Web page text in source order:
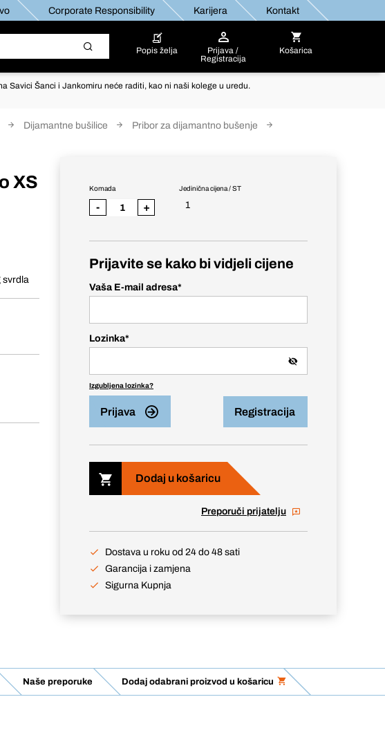
Corporate Responsibility Karijera Kontakt
Popis želja
Prijava /
Registracija
Košarica
Savici Šanci i Jankomiru neće raditi, kao ni naši kolege u uredu.
Dijamantne bušilice
Pribor za dijamantno bušenje
XS
svrdla
Jedinična cijena / ST
1
Komada
- +
Prijavite se kako bi vidjeli cijene
Vaša E-mail adresa*
Lozinka*
Izgubljena lozinka?
Prijava Registracija
Dodaj u košaricu
Preporuči prijatelju
Dostava u roku od 24 do 48 sati
Garancija i zamjena
Sigurna Kupnja
Naše preporuke Dodaj odabrani proizvod u košaricu